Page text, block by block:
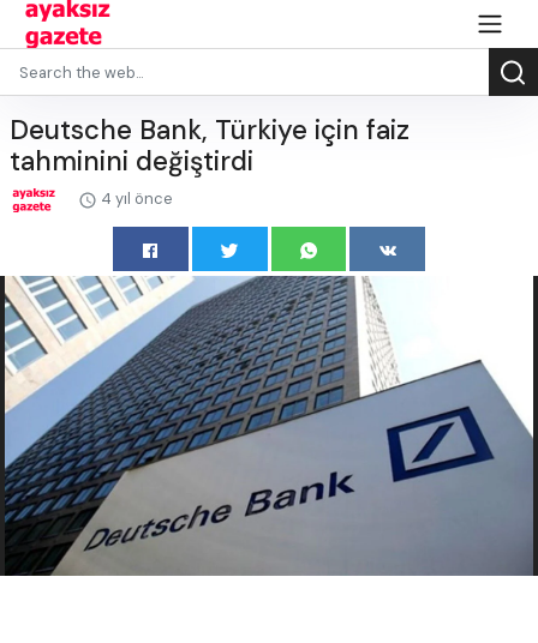
Deutsche Bank, Türkiye için faiz
tahminini değiştirdi
4 yıl önce